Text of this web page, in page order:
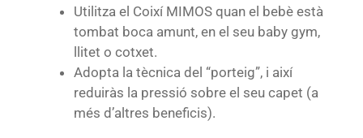
Utilitza el Coixí MIMOS quan el bebè està
tombat boca amunt, en el seu baby gym,
llitet o cotxet.
Adopta la tècnica del “porteig”, i així
reduiràs la pressió sobre el seu capet (a
més d’altres beneficis).